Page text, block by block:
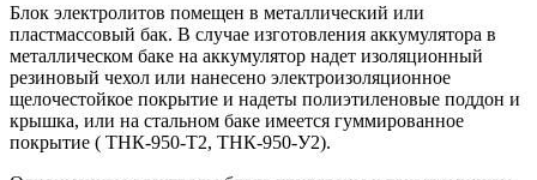
Блок электролитов помещен в металлический или
пластмассовый бак. В случае изготовления аккумулятора в
металлическом баке на аккумулятор надет изоляционный
резиновый чехол или нанесено электроизоляционное
щелочестойкое покрытие и надеты полиэтиленовые поддон и
крышка, или на стальном баке имеется гуммированное
покрытие ( ТНК-950-Т2, ТНК-950-У2).